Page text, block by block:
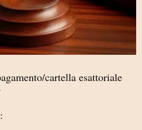
cartella esattoriale